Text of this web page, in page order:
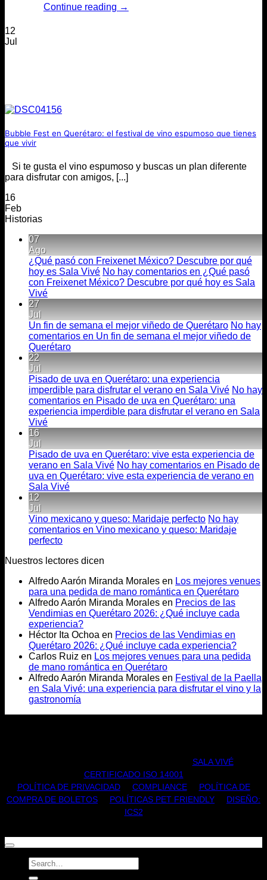
Continue reading →
12
Jul
Bubble Fest en Querétaro: el festival de vino espumoso que tienes
que vivir
Si te gusta el vino espumoso y buscas un plan diferente
para disfrutar con amigos, [...]
16
Feb
Historias
07
Ago
¿Qué pasó con Freixenet México? Descubre por qué
hoy es Sala Vivé No hay comentarios en ¿Qué pasó
con Freixenet México? Descubre por qué hoy es Sala
Vivé
27
Jul
Un fin de semana el mejor viñedo de Querétaro No hay
comentarios en Un fin de semana el mejor viñedo de
Querétaro
22
Jul
Pisado de uva en Querétaro: una experiencia
imperdible para disfrutar el verano en Sala Vivé No hay
comentarios en Pisado de uva en Querétaro: una
experiencia imperdible para disfrutar el verano en Sala
Vivé
16
Jul
Pisado de uva en Querétaro: vive esta experiencia de
verano en Sala Vivé No hay comentarios en Pisado de
uva en Querétaro: vive esta experiencia de verano en
Sala Vivé
12
Jul
Vino mexicano y queso: Maridaje perfecto No hay
comentarios en Vino mexicano y queso: Maridaje
perfecto
Nuestros lectores dicen
Alfredo Aarón Miranda Morales en Los mejores venues
para una pedida de mano romántica en Querétaro
Alfredo Aarón Miranda Morales en Precios de las
Vendimias en Querétaro 2026: ¿Qué incluye cada
experiencia?
Héctor Ita Ochoa en Precios de las Vendimias en
Querétaro 2026: ¿Qué incluye cada experiencia?
Carlos Ruiz en Los mejores venues para una pedida
de mano romántica en Querétaro
Alfredo Aarón Miranda Morales en Festival de la Paella
en Sala Vivé: una experiencia para disfrutar el vino y la
gastronomía
SALA VIVÉ|
CERTIFICADO ISO 14001
POLÍTICA DE PRIVACIDAD| COMPLIANCE| POLÍTICA DE
COMPRA DE BOLETOS
POLÍTICAS PET FRIENDLY
DISEÑO:
ICS2